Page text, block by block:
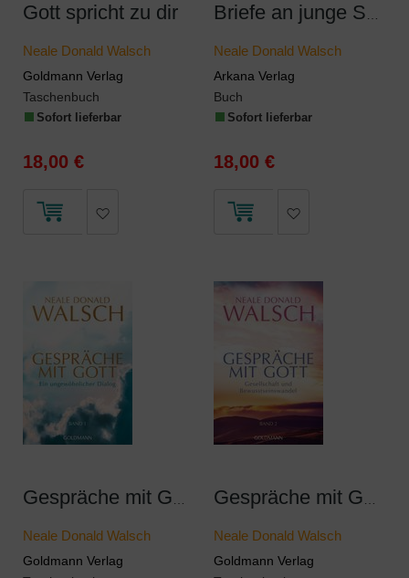
Gott spricht zu dir
Neale Donald Walsch
Goldmann Verlag
Taschenbuch
Sofort lieferbar
18,00 €
Neale Donald Walsch
Arkana Verlag
Buch
Sofort lieferbar
18,00 €
Neale Donald Walsch
Goldmann Verlag
Neale Donald Walsch
Goldmann Verlag